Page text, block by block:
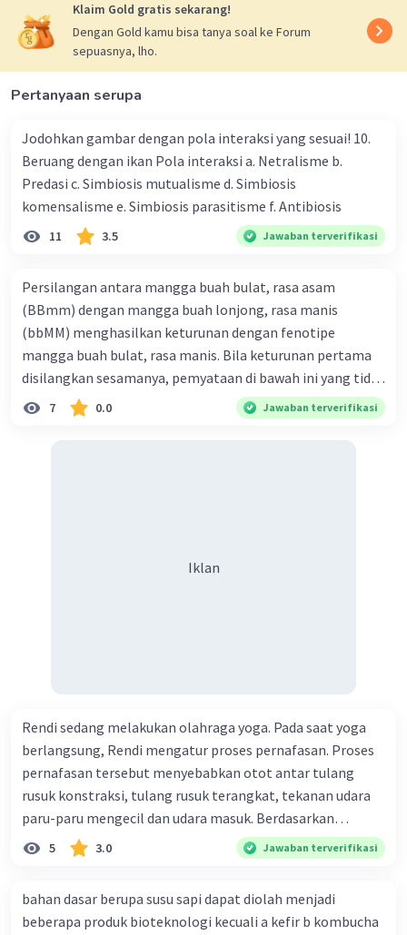
Klaim Gold gratis sekarang!
Dengan Gold kamu bisa tanya soal ke Forum
sepuasnya, lho.
Pertanyaan serupa
Jodohkan gambar dengan pola interaksi yang sesuai! 10.
Beruang dengan ikan Pola interaksi a. Netralisme b.
Predasi c. Simbiosis mutualisme d. Simbiosis
komensalisme e. Simbiosis parasitisme f. Antibiosis
11 3.5 Jawaban terverifikasi
Persilangan antara mangga buah bulat, rasa asam
(BBmm) dengan mangga buah lonjong, rasa manis
(bbMM) menghasilkan keturunan dengan fenotipe
mangga buah bulat, rasa manis. Bila keturunan pertama
disilangkan sesamanya, pemyataan di bawah ini yang tidak
benar mengenai keturunan yang dihasilkan dari
7 0.0 Jawaban terverifikasi
Iklan
Rendi sedang melakukan olahraga yoga. Pada saat yoga
berlangsung, Rendi mengatur proses pernafasan. Proses
pernafasan tersebut menyebabkan otot antar tulang
rusuk konstraksi, tulang rusuk terangkat, tekanan udara
paru-paru mengecil dan udara masuk. Berdasarkan
informasi tersebut, dapat disimpulkan bahwa Rendi
sedang melakukan proses pernafasan....
5 3.0 Jawaban terverifikasi
bahan dasar berupa susu sapi dapat diolah menjadi
beberapa produk bioteknologi kecuali a kefir b kombucha